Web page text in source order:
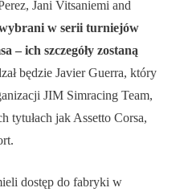
Jani Vitsaniemi and
w serii turniejów
– ich szczegóły zostaną
będzie Javier Guerra, który
JIM Simracing Team,
jak Assetto Corsa,
dostęp do fabryki w